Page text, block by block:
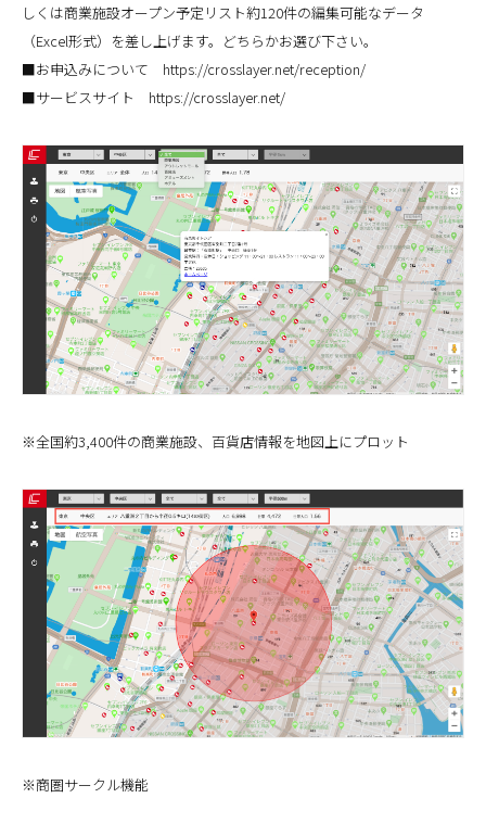
しくは商業施設オープン予定リスト約120件の編集可能なデータ
（Excel形式）を差し上げます。どちらかお選び下さい。
■お申込みについて https://crosslayer.net/reception/
■サービスサイト https://crosslayer.net/
※全国約3,400件の商業施設、百貨店情報を地図上にプロット
※商圏サークル機能